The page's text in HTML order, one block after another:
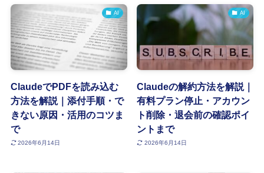
AI
ClaudeでPDFを読み込む
方法を解説｜添付手順・で
きない原因・活用のコツま
で
2026年6月14日
AI
Claudeの解約方法を解説｜
有料プラン停止・アカウン
ト削除・退会前の確認ポイ
ントまで
2026年6月14日